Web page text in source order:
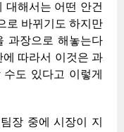
대해서는 어떤 안건
로 바뀌기도 하지만
과장으로 해놓는다
따라서 이것은 과
도 있다고 이렇게
장 중에 시장이 지